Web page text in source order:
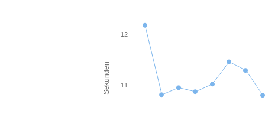
Sekunden 11
12